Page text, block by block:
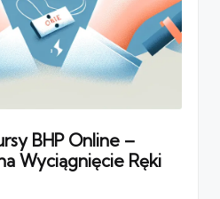
BHP Online –
Wyciągnięcie Ręki